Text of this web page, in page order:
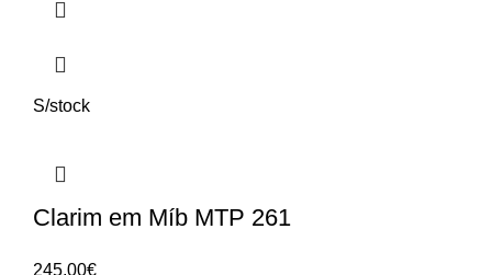
S/stock
Clarim em Míb MTP 261
245.00€